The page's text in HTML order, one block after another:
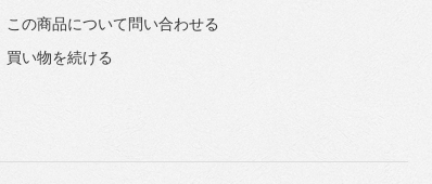
この商品について問い合わせる
買い物を続ける